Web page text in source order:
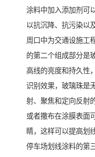
涂料中加入添加剂可
以抗沉降、抗污染以
周口中为交通设施工
的第二个组成部分是
高线的亮度和持久性
识别效果，玻璃珠是
射、聚焦和定向反射
或者撒布在涂膜表面
睛，这样可以提高划
停车场划线涂料的第